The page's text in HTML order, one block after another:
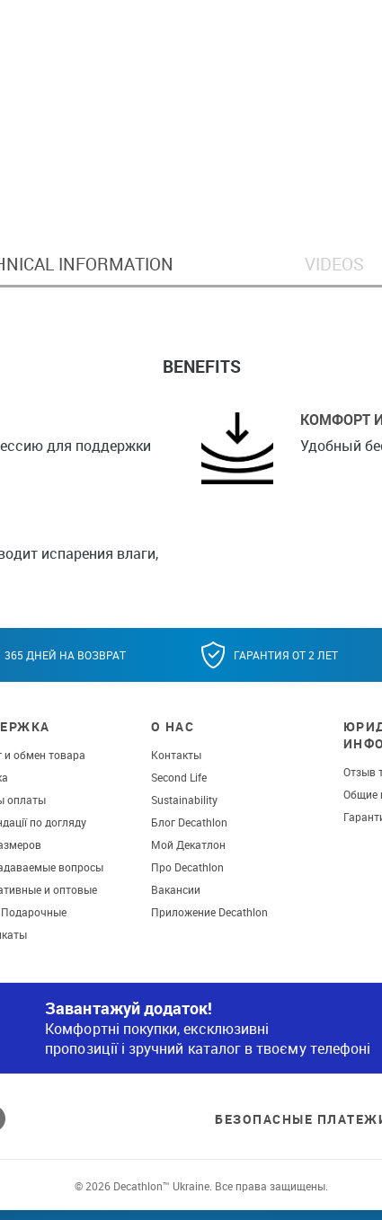
INFORMATION VIDEOS
BENEFITS
для поддержки
КОМФОРТ
Удобный
испарения влаги,
365 ДНЕЙ НА ВОЗВРАТ ГАРАНТИЯ ОТ 2 ЛЕТ
и обмен товара
оплаты
по догляду
вопросы
и оптовые
О НАС
Контакты
Second Life
Sustainability
Блог Decathlon
Мой Декатлон
Про Decathlon
Вакансии
Приложение Decathlon
Отзыв
Общие
Завантажуй додаток!
Комфортні покупки, ексклюзивні
пропозиції і зручний каталог в твоєму телефоні
БЕЗОПАСНЫЕ
© 2026 Decathlon™ Ukraine. Все права защищены.